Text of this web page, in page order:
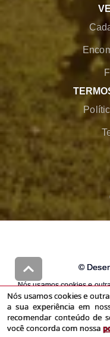
©
Nós usamos cookies e
a sua experiência em
recomendar conteúdo de
você concorda com
Nós usamos cookies e
a sua experiência em
recomendar conteúdo de
você concorda com nossa